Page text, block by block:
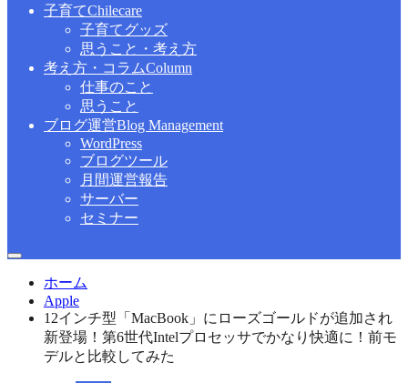
子育てChilecare
子育てグッズ
思うこと・考え方
考え方・コラムColumn
仕事のこと
思うこと
ブログ運営Blog Management
WordPress
ブログツール
月間運営報告
サーバー
セミナー
ホーム
Apple
12インチ型「MacBook」にローズゴールドが追加され
新登場！第6世代Intelプロセッサでかなり快適に！前モ
デルと比較してみた